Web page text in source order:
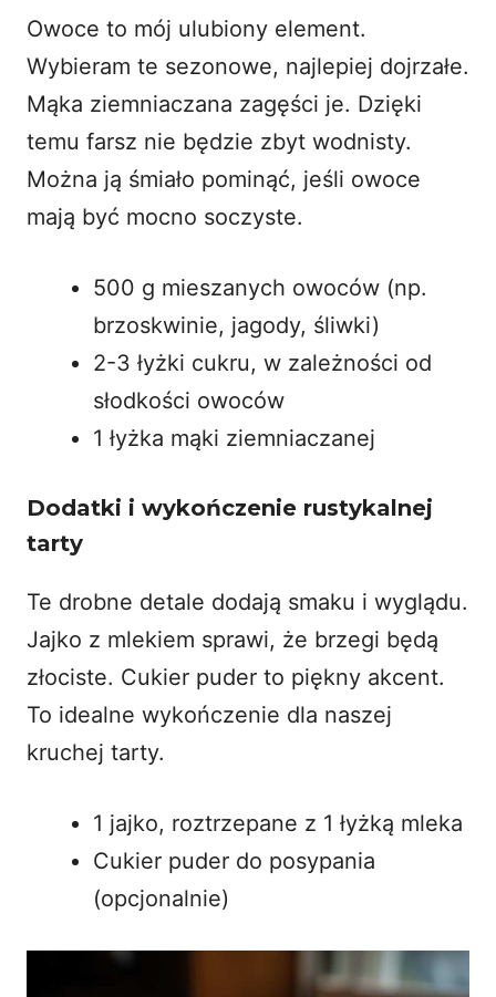
Owoce to mój ulubiony element.
Wybieram te sezonowe, najlepiej dojrzałe.
Mąka ziemniaczana zagęści je. Dzięki
temu farsz nie będzie zbyt wodnisty.
Można ją śmiało pominąć, jeśli owoce
mają być mocno soczyste.
500 g mieszanych owoców (np.
brzoskwinie, jagody, śliwki)
2-3 łyżki cukru, w zależności od
słodkości owoców
1 łyżka mąki ziemniaczanej
Dodatki i wykończenie rustykalnej
tarty
Te drobne detale dodają smaku i wyglądu.
Jajko z mlekiem sprawi, że brzegi będą
złociste. Cukier puder to piękny akcent.
To idealne wykończenie dla naszej
kruchej tarty.
1 jajko, roztrzepane z 1 łyżką mleka
Cukier puder do posypania
(opcjonalnie)